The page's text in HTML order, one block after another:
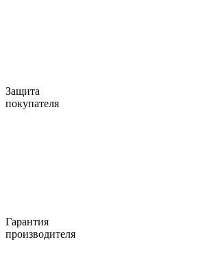
Защита
покупателя
Гарантия
производителя